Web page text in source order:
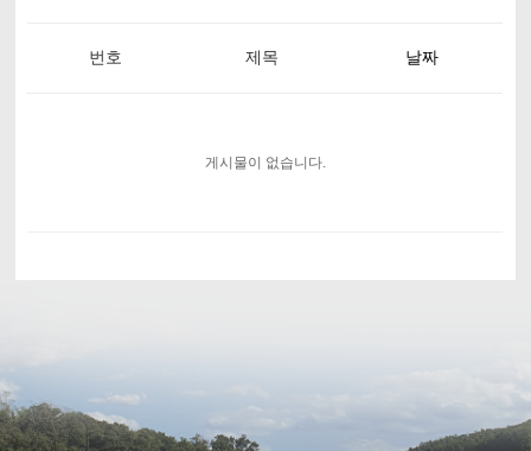
번호 제목 날짜
게시물이 없습니다.